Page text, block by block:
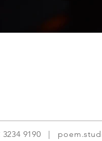
3234 9190 |